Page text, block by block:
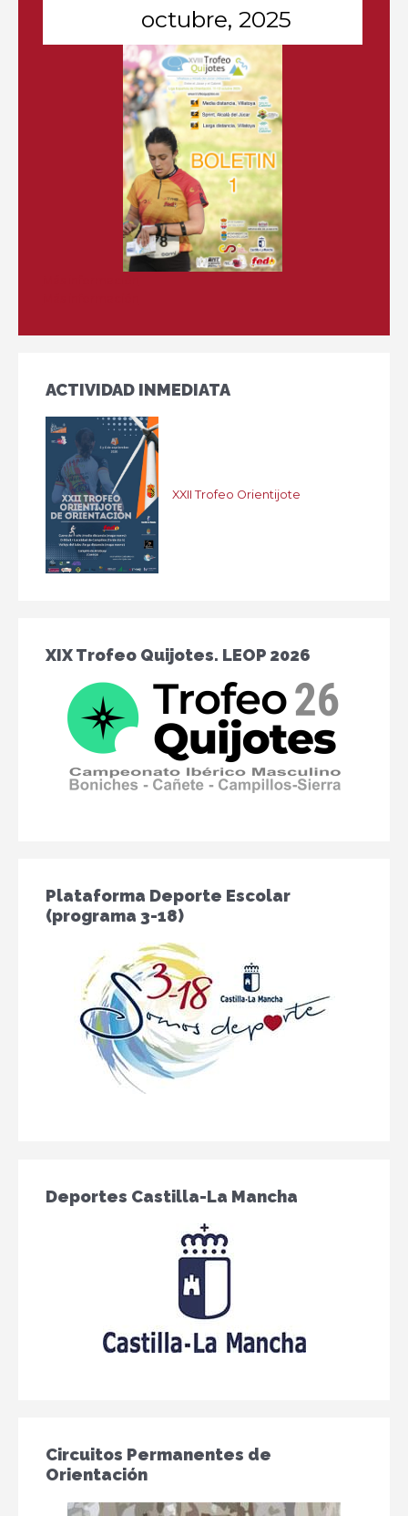
octubre, 2025
ACTIVIDAD INMEDIATA
XXII Trofeo Orientijote
XIX Trofeo Quijotes. LEOP 2026
Plataforma Deporte Escolar
(programa 3-18)
Deportes Castilla-La Mancha
Circuitos Permanentes de
Orientación